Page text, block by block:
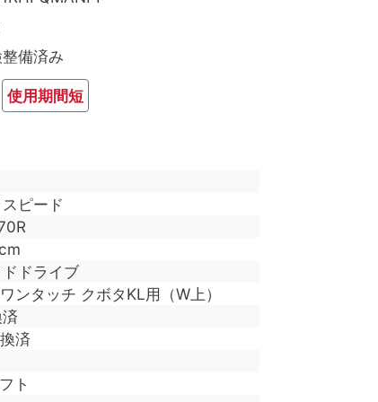
備済み
使用期間短
ピード
ドライブ
ワンタッチ クボタKL用（W上）
済
ト